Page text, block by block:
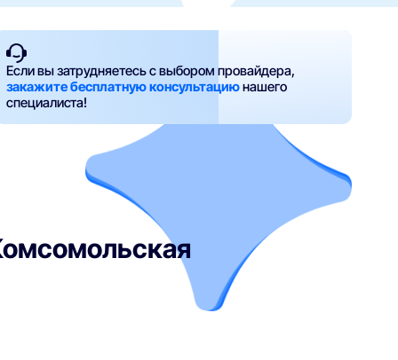
Если вы затрудняетесь с выбором провайдера,
закажите бесплатную консультациюнашего
специалиста!